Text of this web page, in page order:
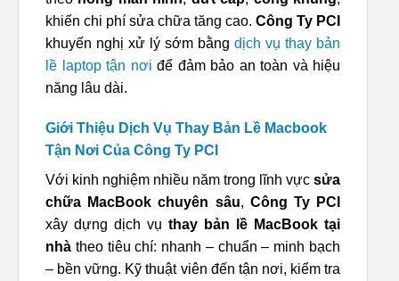
khiến chi phí sửa chữa tăng cao. Công Ty PCI
khuyến nghị xử lý sớm bằng dịch vụ thay bản
lề laptop tận nơi để đảm bảo an toàn và hiệu
năng lâu dài.
Giới Thiệu Dịch Vụ Thay Bản Lề Macbook
Tận Nơi Của Công Ty PCI
Với kinh nghiệm nhiều năm trong lĩnh vực sửa
chữa MacBook chuyên sâu, Công Ty PCI
xây dựng dịch vụ thay bản lề MacBook tại
nhà theo tiêu chí: nhanh – chuẩn – minh bạch
– bền vững. Kỹ thuật viên đến tận nơi, kiểm tra